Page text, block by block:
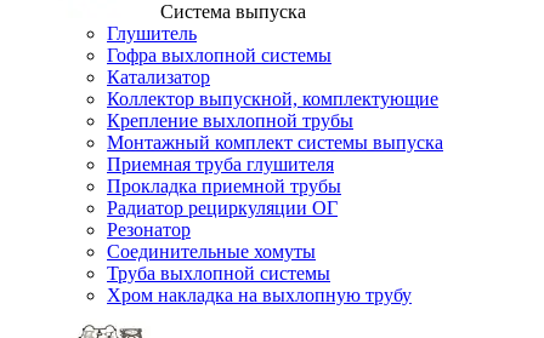
Система выпуска
Глушитель
Гофра выхлопной системы
Катализатор
Коллектор выпускной, комплектующие
Крепление выхлопной трубы
Монтажный комплект системы выпуска
Приемная труба глушителя
Прокладка приемной трубы
Радиатор рециркуляции ОГ
Резонатор
Соединительные хомуты
Труба выхлопной системы
Хром накладка на выхлопную трубу